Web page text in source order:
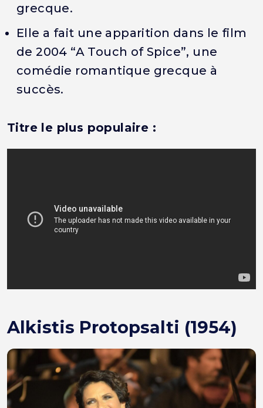
grecque.
Elle a fait une apparition dans le film
de 2004 “A Touch of Spice”, une
comédie romantique grecque à
succès.
Titre le plus populaire :
Alkistis Protopsalti (1954)